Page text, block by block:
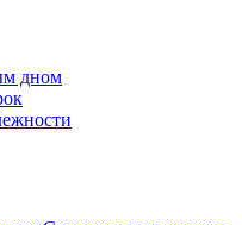
дном